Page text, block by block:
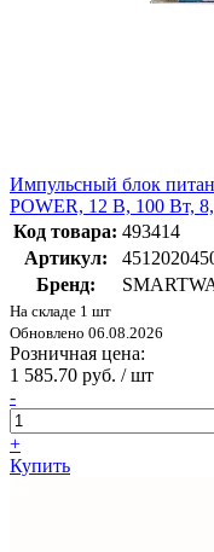
Импульсный блок
POWER, 12 В, 100 Вт,
Код товара: 493414
Артикул:
Бренд:
На складе 1 шт
Обновлено 06.08.2026
Розничная цена:
1 585.70 руб. / шт
-
+
Купить